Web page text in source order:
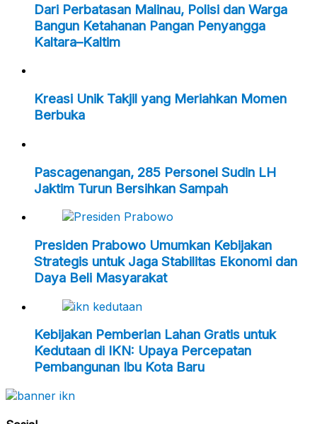
Dari Perbatasan Malinau, Polisi dan Warga
Bangun Ketahanan Pangan Penyangga
Kaltara–Kaltim
Kreasi Unik Takjil yang Meriahkan Momen
Berbuka
Pascagenangan, 285 Personel Sudin LH
Jaktim Turun Bersihkan Sampah
Presiden Prabowo Umumkan Kebijakan
Strategis untuk Jaga Stabilitas Ekonomi dan
Daya Beli Masyarakat
Kebijakan Pemberian Lahan Gratis untuk
Kedutaan di IKN: Upaya Percepatan
Pembangunan Ibu Kota Baru